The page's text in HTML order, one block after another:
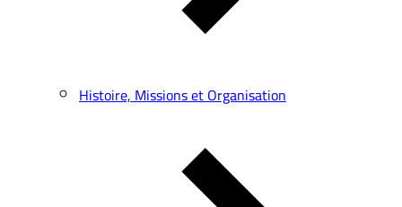
Histoire, Missions et Organisation